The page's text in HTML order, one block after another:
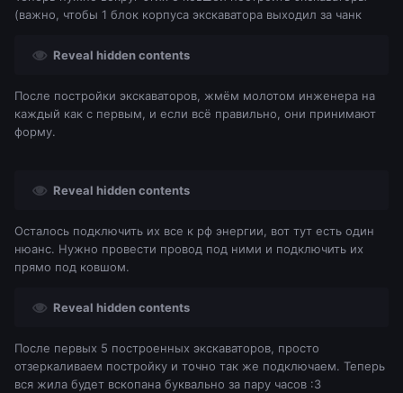
(важно, чтобы 1 блок корпуса экскаватора выходил за чанк
Reveal hidden contents
После постройки экскаваторов, жмём молотом инженера на
каждый как с первым, и если всё правильно, они принимают
форму.
Reveal hidden contents
Осталось подключить их все к рф энергии, вот тут есть один
нюанс. Нужно провести провод под ними и подключить их
прямо под ковшом.
Reveal hidden contents
После первых 5 построенных экскаваторов, просто
отзеркаливаем постройку и точно так же подключаем. Теперь
вся жила будет вскопана буквально за пару часов :3